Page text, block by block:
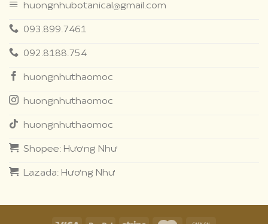
huongnhubotanical@gmail.com
093.899.7461
092.8188.754
huongnhuthaomoc
huongnhuthaomoc
huongnhuthaomoc
Shopee: Hương Như
Lazada: Hương Như